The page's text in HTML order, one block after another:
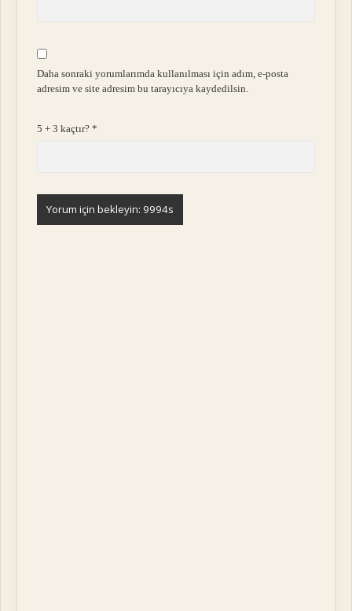
Daha sonraki yorumlarımda kullanılması için adım, e-posta
adresim ve site adresim bu tarayıcıya kaydedilsin.
5 + 3 kaçtır?*